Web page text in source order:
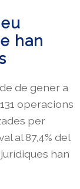
han
de gener a
operacions
per
al 87,4% del
han